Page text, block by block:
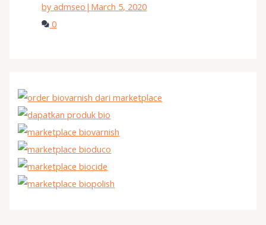
by admseo | March 5, 2020
0